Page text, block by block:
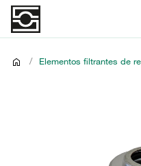
/ Elementos filtrantes de